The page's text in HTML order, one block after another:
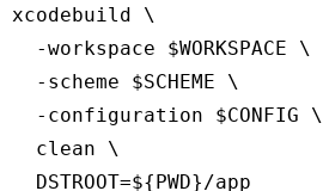
xcodebuild \
  -workspace $WORKSPACE \
  -scheme $SCHEME \
  -configuration $CONFIG \
  clean \
  DSTROOT=${PWD}/app